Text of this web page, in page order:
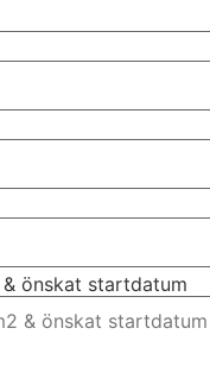
önskat startdatum